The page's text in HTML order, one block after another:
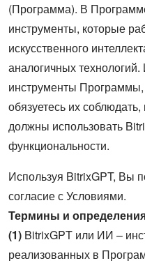
(Программа). В
инструменты, которые
искусственного
аналогичных
инструменты
обязуетесь их
должны использовать
функциональности.
Используя BitrixGPT, Вы
согласие с Условиями.
Термины и
(1) BitrixGPT или ИИ –
реализованных в